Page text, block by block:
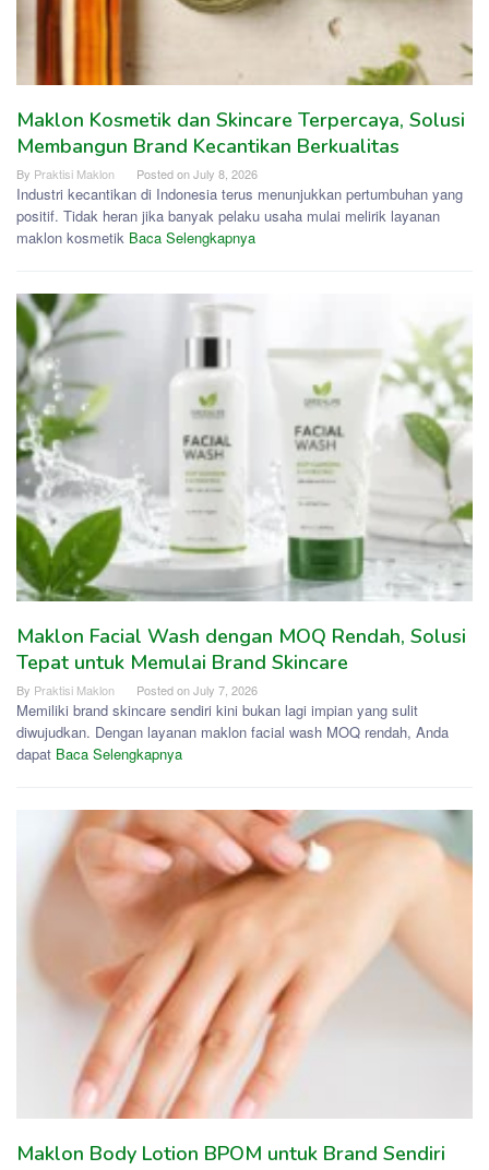
Maklon Kosmetik dan Skincare Terpercaya, Solusi
Membangun Brand Kecantikan Berkualitas
By Praktisi Maklon Posted onJuly 8, 2026
Industri kecantikan di Indonesia terus menunjukkan pertumbuhan yang
positif. Tidak heran jika banyak pelaku usaha mulai melirik layanan
maklon kosmetik Baca Selengkapnya
Maklon Facial Wash dengan MOQ Rendah, Solusi
Tepat untuk Memulai Brand Skincare
By Praktisi Maklon Posted onJuly 7, 2026
Memiliki brand skincare sendiri kini bukan lagi impian yang sulit
diwujudkan. Dengan layanan maklon facial wash MOQ rendah, Anda
dapat Baca Selengkapnya
Maklon Body Lotion BPOM untuk Brand Sendiri